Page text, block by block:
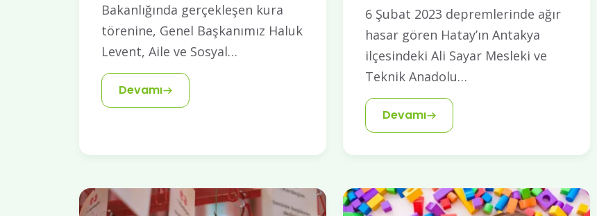
Bakanlığında gerçekleşen kura
törenine, Genel Başkanımız Haluk
Levent, Aile ve Sosyal…
Devamı
6 Şubat 2023 depremlerinde ağır
hasar gören Hatay’ın Antakya
ilçesindeki Ali Sayar Mesleki ve
Teknik Anadolu…
Devamı